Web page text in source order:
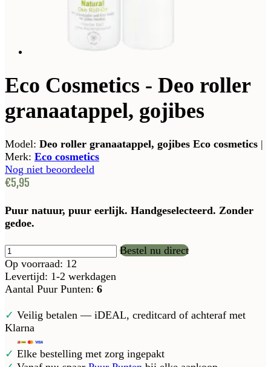
Eco Cosmetics - Deo roller
granaatappel, gojibes
Model: Deo roller granaatappel, gojibes Eco cosmetics |
Merk: Eco cosmetics
Nog niet beoordeeld
€5,95
Puur natuur, puur eerlijk. Handgeselecteerd. Zonder
gedoe.
Bestel nu direct
Op voorraad: 12
Levertijd: 1-2 werkdagen
Aantal Puur Punten: 6
✓ Veilig betalen — iDEAL, creditcard of achteraf met
Klarna
✓ Elke bestelling met zorg ingepakt